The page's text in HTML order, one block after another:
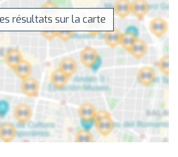
résultats sur la carte